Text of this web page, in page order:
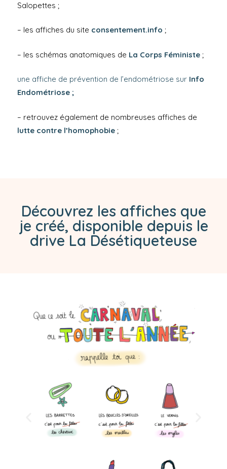
Salopettes ;
– les affiches du site consentement.info ;
– les schémas anatomiques de La Corps Féministe ;
une affiche de prévention de l’endométriose sur Info
Endométriose ;
– retrouvez également de nombreuses affiches de
lutte contre l’homophobie ;
Découvrez les affiches que
je créé, disponible depuis le
drive La Désétiqueteuse